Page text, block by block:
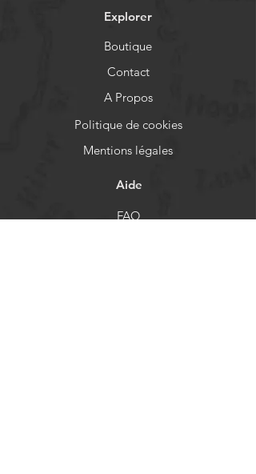
Explorer
Boutique
Contact
A Propos
Politique de cookies
Mentions légales
Aide
FAQ